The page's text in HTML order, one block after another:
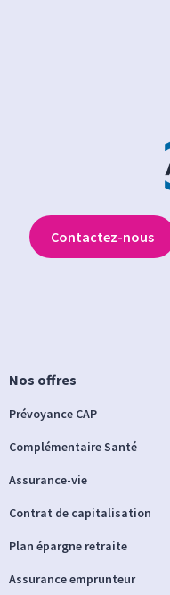
Nos offres
Prévoyance CAP
Complémentaire Santé
Assurance-vie
Contrat de capitalisation
Plan épargne retraite
Assurance emprunteur
Contactez-nous